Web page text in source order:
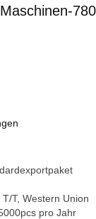
T, Western Union
pro Jahr